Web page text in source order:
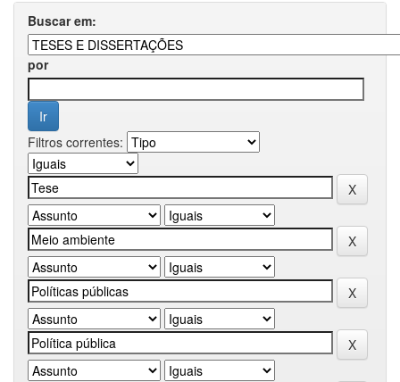
Buscar em:
por
Filtros correntes: